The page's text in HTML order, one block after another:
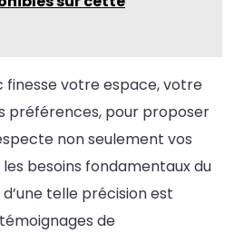
finesse votre espace, votre
préférences, pour proposer
non seulement vos
besoins fondamentaux du
telle précision est
de